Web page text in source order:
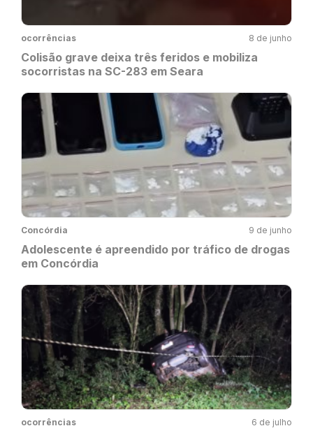
ocorrências 8 de junho
Colisão grave deixa três feridos e mobiliza
socorristas na SC-283 em Seara
Concórdia 9 de junho
Adolescente é apreendido por tráfico de drogas
em Concórdia
ocorrências 6 de julho